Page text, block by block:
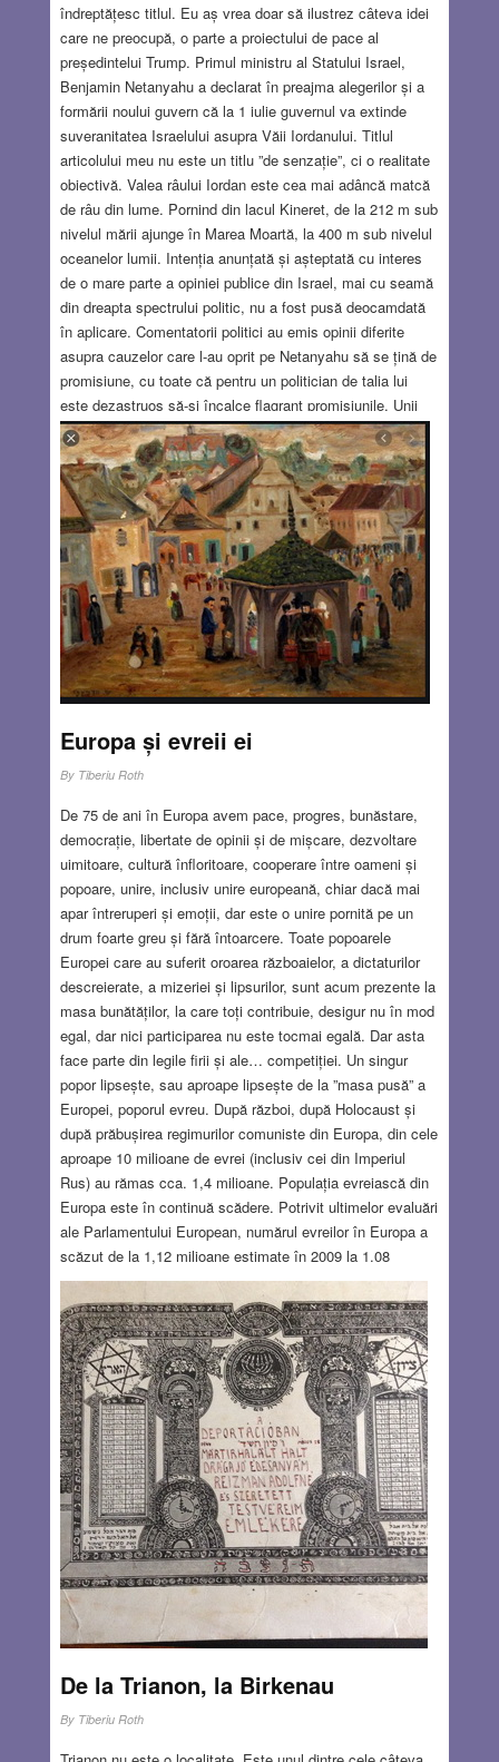
îndreptățesc titlul. Eu aș vrea doar să ilustrez câteva idei
care ne preocupă, o parte a proiectului de pace al
președintelui Trump. Primul ministru al Statului Israel,
Benjamin Netanyahu a declarat în preajma alegerilor și a
formării noului guvern că la 1 iulie guvernul va extinde
suveranitatea Israelului asupra Văii Iordanului. Titlul
articolului meu nu este un titlu ”de senzație”, ci o realitate
obiectivă. Valea râului Iordan este cea mai adâncă matcă
de râu din lume. Pornind din lacul Kineret, de la 212 m sub
nivelul mării ajunge în Marea Moartă, la 400 m sub nivelul
oceanelor lumii. Intenția anunțată și așteptată cu interes
de o mare parte a opiniei publice din Israel, mai cu seamă
din dreapta spectrului politic, nu a fost pusă deocamdată
în aplicare. Comentatorii politici au emis opinii diferite
asupra cauzelor care l-au oprit pe Netanyahu să se țină de
promisiune, cu toate că pentru un politician de talia lui
este dezastruos să-și încalce flagrant promisiunile. Unii
consideră că valul de proteste al unor țări arabe, dar mai
ales al unor factori politici palestinieni, a determinat
reținerea primului ministru, alții dau vina pe pandemia de
coronavirus, sau pe protestele unei părți a populației
israeliene, deși guvernul nu ar trebui să justifice proteste
populare.
Read more…
JUL 23, 2020 8 COMMENTS
Europa și evreii ei
By Tiberiu Roth
De 75 de ani în Europa avem pace, progres, bunăstare,
democrație, libertate de opinii și de mișcare, dezvoltare
uimitoare, cultură înfloritoare, cooperare între oameni și
popoare, unire, inclusiv unire europeană, chiar dacă mai
apar întreruperi și emoții, dar este o unire pornită pe un
drum foarte greu și fără întoarcere. Toate popoarele
Europei care au suferit oroarea războaielor, a dictaturilor
descreierate, a mizeriei și lipsurilor, sunt acum prezente la
masa bunătăților, la care toți contribuie, desigur nu în mod
egal, dar nici participarea nu este tocmai egală. Dar asta
face parte din legile firii și ale… competiției. Un singur
popor lipsește, sau aproape lipsește de la ”masa pusă” a
Europei, poporul evreu. După război, după Holocaust și
după prăbușirea regimurilor comuniste din Europa, din cele
aproape 10 milioane de evrei (inclusiv cei din Imperiul
Rus) au rămas cca. 1,4 milioane. Populația evreiască din
Europa este în continuă scădere. Potrivit ultimelor evaluări
ale Parlamentului European, numărul evreilor în Europa a
scăzut de la 1,12 milioane estimate în 2009 la 1.08
milioane în 2016 și tendința de scădere se accentuează.
În Franța numărul evreilor a scăzut cu 10% în ultimii 10
ani. Majoritatea evreilor din Franța sunt cei veniți din
fostele colonii franceze, acum state independente (Algeria,
Maroc, Tunis, etc.) Evreii devin o raritate în lume, visul lui
Hitler despre Judenrein se apropie de realitate.
Tulburătoarea întrebare: e timpul ca toți evreii să
părăsească Europa?
Read more…
JUL 9, 2020 9 COMMENTS
De la Trianon, la Birkenau
By Tiberiu Roth